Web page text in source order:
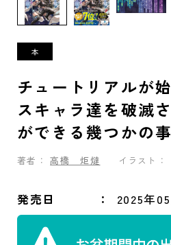
チュートリアルが
スキャラ達を破滅
ができる幾つかの事
著者： 高橋 炬燵 イラスト：
発売日 2025年